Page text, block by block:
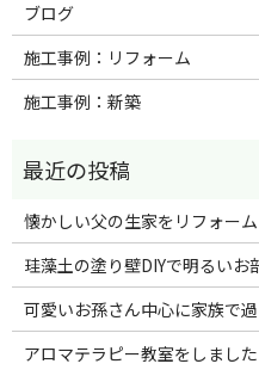
ブログ
施工事例：リフォーム
施工事例：新築
懐かしい父の生家をリフォーム
珪藻土の塗り壁DIYで明るいお
可愛いお孫さん中心に家族で
アロマテラピー教室をしました